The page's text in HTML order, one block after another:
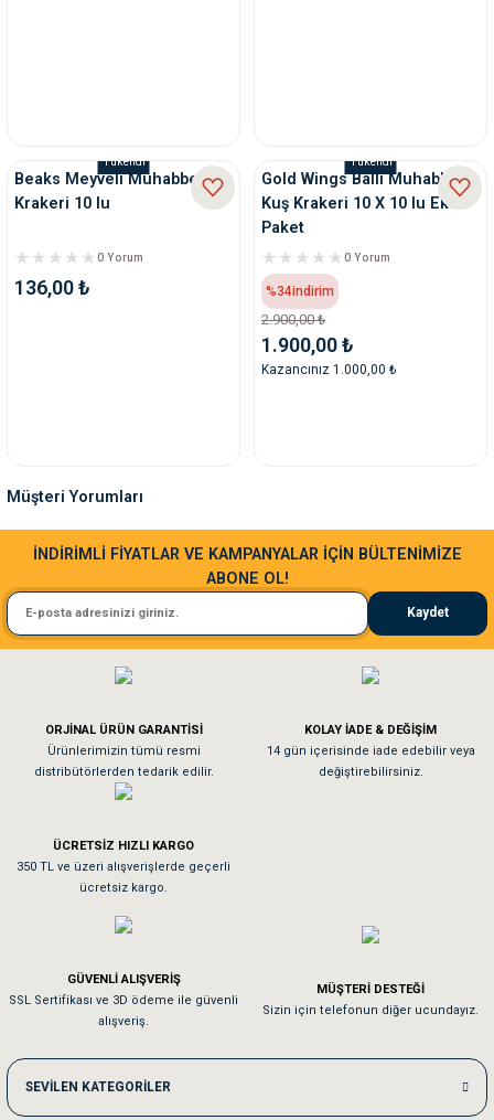
Tükendi
Beaks Meyveli Muhabbet
Krakeri 10 lu
0 Yorum
136,00 ₺
Tükendi
Gold Wings Ballı Muhabbet
Kuş Krakeri 10 X 10 lu Eko
Paket
0 Yorum
%34indirim
2.900,00 ₺
1.900,00 ₺
Kazancınız 1.000,00 ₺
Müşteri Yorumları
Sa**** Ta******
Kedim taze mamaya bayıldı kargo fimrasın da bir sorun yaşadım ve arkadaşlar
El**** Ek******
Köpeğim bayıldı hediyeler için teşekkürler
As**** Tu******
Tavşanım kafesinin kalitesine ve paketlemesine bayıldım
Sa**** On******
Kedilerim beğeniyorlar. Memnunuz. Uygun fiyatta olması iyi.
Me***** Ya******
Akşam verdiğim sipariş bir sonraki gün elime ulaştı. Jack russell köpeğim
İNDİRİMLİ FİYATLAR VE KAMPANYALAR İÇİN BÜLTENİMİZE
ABONE OL!
Kaydet
ORJİNAL ÜRÜN GARANTİSİ
Ürünlerimizin tümü resmi
distribütörlerden tedarik edilir.
KOLAY İADE & DEĞİŞİM
14 gün içerisinde iade edebilir veya
değiştirebilirsiniz.
ÜCRETSİZ HIZLI KARGO
350 TL ve üzeri alışverişlerde geçerli
ücretsiz kargo.
GÜVENLİ ALIŞVERİŞ
SSL Sertifikası ve 3D ödeme ile güvenli
alışveriş.
MÜŞTERİ DESTEĞİ
Sizin için telefonun diğer ucundayız.
SEVİLEN KATEGORİLER